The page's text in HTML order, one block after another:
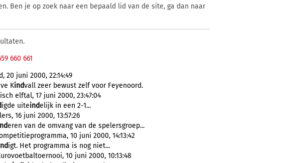
Ben je op zoek naar een bepaald lid van de site, ga dan naar
660 661
20 juni 2000, 22:14:49
Kindvall zeer bewust zelf voor Feyenoord.
elftal, 17 juni 2000, 23:47:04
igde uiteindelijk in een 2-1...
16 juni 2000, 13:57:26
eren van de omvang van de spelersgroep...
10 juni 2000, 14:13:42
igt. Het programma is nog niet...
10 juni 2000, 10:13:48